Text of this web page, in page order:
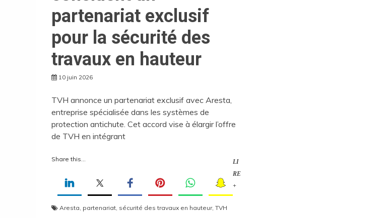
partenariat exclusif
pour la sécurité des
travaux en hauteur
10 juin 2026
TVH annonce un partenariat exclusif avec Aresta,
entreprise spécialisée dans les systèmes de
protection antichute. Cet accord vise à élargir l’offre
de TVH en intégrant
Share this...
LI
RE
+
Aresta partenariat sécurité des travaux en hauteur, TVH